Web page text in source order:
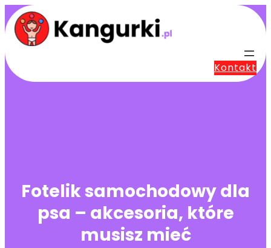
Przejdź
do
treści
Kontakt
Fotelik samochodowy dla
psa – akcesoria, które
musisz mieć